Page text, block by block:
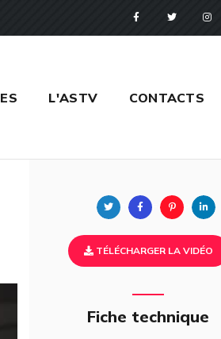
L'ASTV CONTACTS
Twitter FacebookPinterest
TÉLÉCHARGER LA VIDÉO
Fiche technique